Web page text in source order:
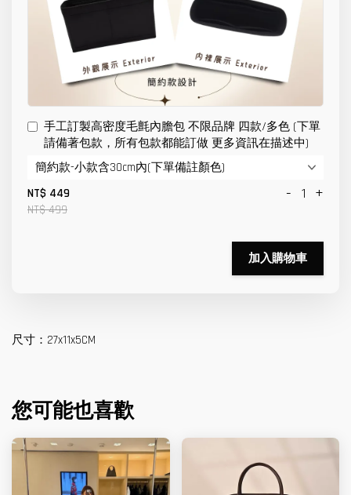
手工訂製高密度毛氈內膽包 不限品牌 四款/多色 (下單
請備著包款，所有包款都能訂做 更多資訊在描述中)
NT$ 449
NT$ 499
- +
加入購物車
尺寸：27x11x5CM
您可能也喜歡